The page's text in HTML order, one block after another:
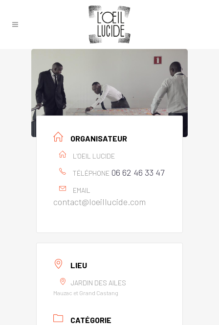
ORGANISATEUR
L'OEIL LUCIDE
TÉLÉPHONE 06 62 46 33 47
EMAIL
contact@loeillucide.com
LIEU
JARDIN DES AILES
Mauzac et Grand Castang
CATÉGORIE